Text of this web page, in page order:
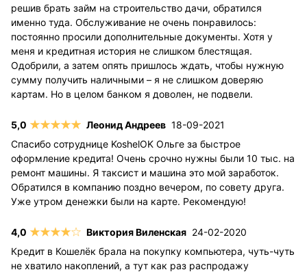
решив брать займ на строительство дачи, обратился
именно туда. Обслуживание не очень понравилось:
постоянно просили дополнительные документы. Хотя у
меня и кредитная история не слишком блестящая.
Одобрили, а затем опять пришлось ждать, чтобы нужную
сумму получить наличными – я не слишком доверяю
картам. Но в целом банком я доволен, не подвели.
Леонид Андреев 18-09-2021
Спасибо сотруднице KoshelOK Ольге за быстрое
оформление кредита! Очень срочно нужны были 10 тыс. на
ремонт машины. Я таксист и машина это мой заработок.
Обратился в компанию поздно вечером, по совету друга.
Уже утром денежки были на карте. Рекомендую!
Виктория Виленская 24-02-2020
Кредит в Кошелёк брала на покупку компьютера, чуть-чуть
не хватило накоплений, а тут как раз распродажу